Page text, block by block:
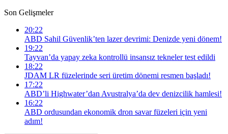
Son Gelişmeler
20:22
ABD Sahil Güvenlik’ten lazer devrimi: Denizde yeni dönem!
19:22
Tayvan’da yapay zeka kontrollü insansız tekneler test edildi
18:22
JDAM LR füzelerinde seri üretim dönemi resmen başladı!
17:22
ABD’li Highwater’dan Avustralya’da dev denizcilik hamlesi!
16:22
ABD ordusundan ekonomik dron savar füzeleri için yeni
adım!